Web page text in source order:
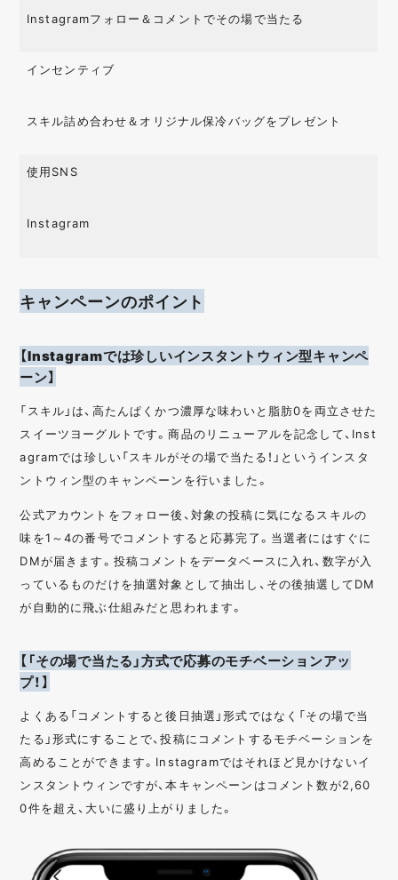
インスタントウィン
レシートキャンペー
ン
オープンキャンペー
マストバイキャンペ
はがき
ハッシュタグ
カンバセーションボ
動画キャンペーン
音声
Instagramフォロー＆コメントでその場で当たる
インセンティブ
スキル詰め合わせ＆オリジナル保冷バッグをプレゼント
使用SNS
Instagram
キャンペーンのポイント
【Instagramでは珍しいインスタントウィン型キャンペ
ーン】
「スキル」は、高たんぱくかつ濃厚な味わいと脂肪0を両立させた
スイーツヨーグルトです。商品のリニューアルを記念して、Inst
agramでは珍しい「スキルがその場で当たる！」というインスタ
ントウィン型のキャンペーンを行いました。
公式アカウントをフォロー後、対象の投稿に気になるスキルの
味を1～4の番号でコメントすると応募完了。当選者にはすぐに
DMが届きます。投稿コメントをデータベースに入れ、数字が入
っているものだけを抽選対象として抽出し、その後抽選してDM
が自動的に飛ぶ仕組みだと思われます。
【「その場で当たる」方式で応募のモチベーションアッ
プ！】
よくある「コメントすると後日抽選」形式ではなく「その場で当
たる」形式にすることで、投稿にコメントするモチベーションを
高めることができます。Instagramではそれほど見かけないイ
ンスタントウィンですが、本キャンペーンはコメント数が2,60
0件を超え、大いに盛り上がりました。